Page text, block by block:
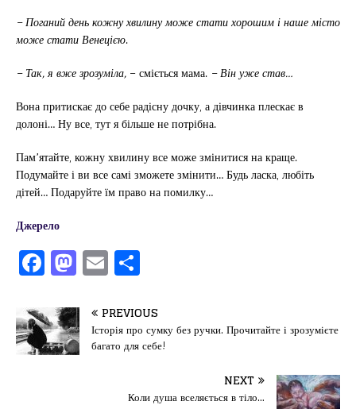
– Поганий день кожну хвилину може стати хорошим і наше місто
може стати Венецією.
– Так, я вже зрозуміла, – сміється мама. – Він уже став…
Вона притискає до себе радісну дочку, а дівчинка плескає в
долоні… Ну все, тут я більше не потрібна.
Пам’ятайте, кожну хвилину все може змінитися на краще.
Подумайте і ви все самі зможете змінити… Будь ласка, любіть
дітей… Подаруйте їм право на помилку…
Джерело
F
a
c
e
b
M
a
st
o
d
E
m
ai
l
іл
и
т
ис
PREVIOUS
Історія про сумку без ручки. Прочитайте і зрозумієте
багато для себе!
NEXT
Коли душа вселяється в тіло…